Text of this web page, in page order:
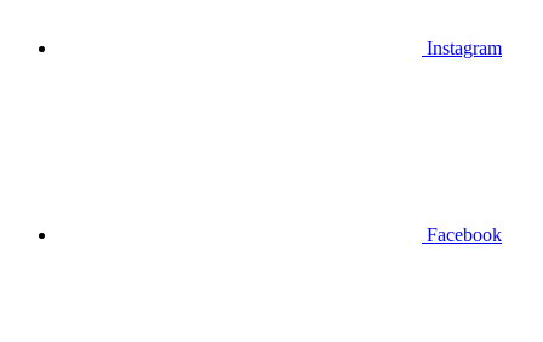
Instagram
Facebook